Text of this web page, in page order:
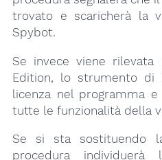
trovato e scaricherà la
Spybot.
Se invece viene rilevata
Edition, lo strumento di
licenza nel programma
tutte le funzionalità della
Se si sta sostituendo
procedura